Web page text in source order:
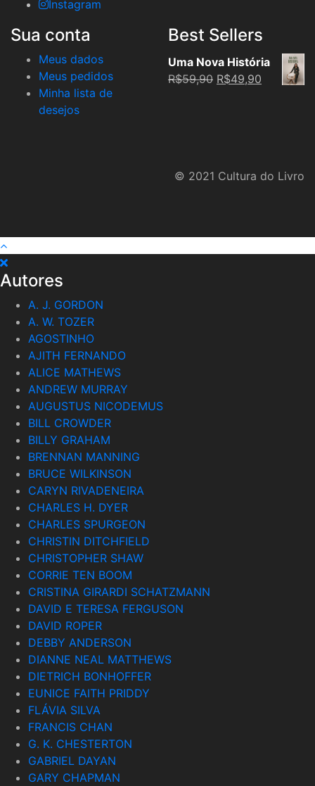
Instagram
Sua conta
Meus dados
Meus pedidos
Minha lista de
desejos
Best Sellers
Uma Nova História
R$59,90 Original
R$49,90 Current
© 2021 Cultura do Livro
Autores
A. J. GORDON
A. W. TOZER
AGOSTINHO
AJITH FERNANDO
ALICE MATHEWS
ANDREW MURRAY
AUGUSTUS NICODEMUS
BILL CROWDER
BILLY GRAHAM
BRENNAN MANNING
BRUCE WILKINSON
CARYN RIVADENEIRA
CHARLES H. DYER
CHARLES SPURGEON
CHRISTIN DITCHFIELD
CHRISTOPHER SHAW
CORRIE TEN BOOM
CRISTINA GIRARDI SCHATZMANN
DAVID E TERESA FERGUSON
DAVID ROPER
DEBBY ANDERSON
DIANNE NEAL MATTHEWS
DIETRICH BONHOFFER
EUNICE FAITH PRIDDY
FLÁVIA SILVA
FRANCIS CHAN
G. K. CHESTERTON
GABRIEL DAYAN
GARY CHAPMAN